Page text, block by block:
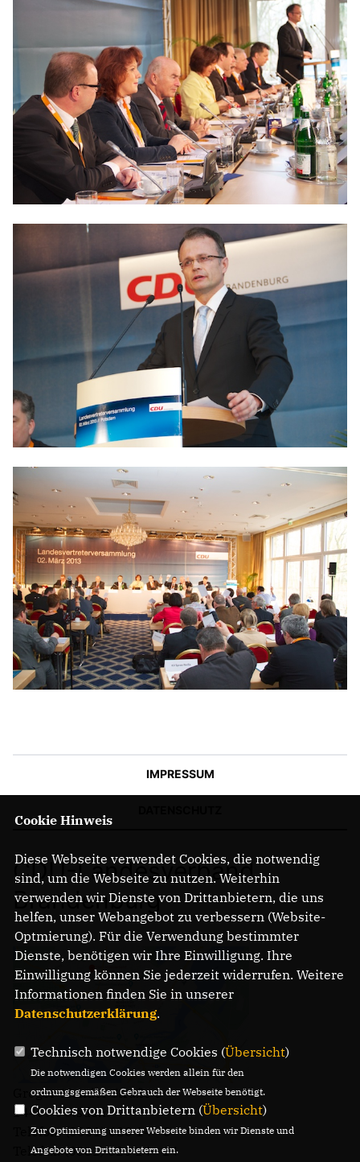
IMPRESSUM
CDU-Landesverband
Brandenburg
Gregor-Mendel-Straße 3
14469 Potsdam
Telefon: (0331) 620 14 - 0
Telefax: (0331) 620 14 - 14
Cookie Hinweis
Diese Webseite verwendet Cookies, die notwendig
sind, um die Webseite zu nutzen. Weiterhin
verwenden wir Dienste von Drittanbietern, die uns
helfen, unser Webangebot zu verbessern (Website-
Optmierung). Für die Verwendung bestimmter
Dienste, benötigen wir Ihre Einwilligung. Ihre
Einwilligung können Sie jederzeit widerrufen. Weitere
Informationen finden Sie in unserer
Datenschutzerklärung.
Technisch notwendige Cookies (Übersicht)
Die notwendigen Cookies werden allein für den
ordnungsgemäßen Gebrauch der Webseite benötigt.
Cookies von Drittanbietern (Übersicht)
Zur Optimierung unserer Webseite binden wir Dienste und
Angebote von Drittanbietern ein.